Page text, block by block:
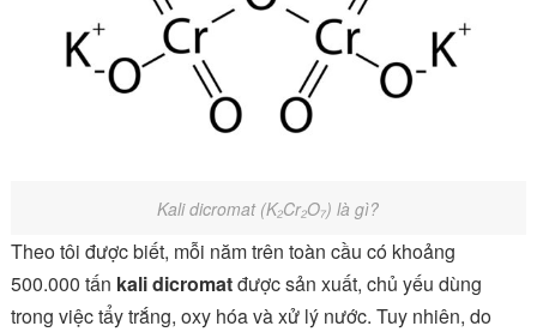
Kali dicromat (K₂Cr₂O₇) là gì?
Theo tôi được biết, mỗi năm trên toàn cầu có khoảng
500.000 tấn kali dicromatđược sản xuất, chủ yếu dùng
trong việc tẩy trắng, oxy hóa và xử lý nước. Tuy nhiên, do